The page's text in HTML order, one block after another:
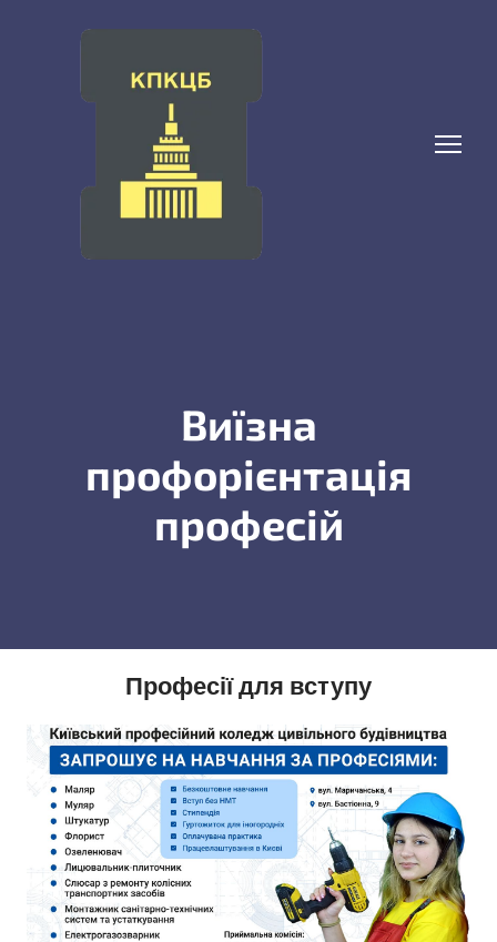
Виїзна
профорієнтація
професій
Професії для вступу